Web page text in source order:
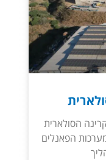
הסולארית
הפאנלים